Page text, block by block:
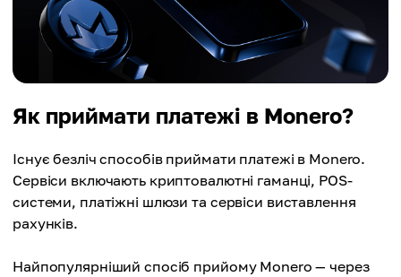
Як приймати платежі в Monero?
Існує безліч способів приймати платежі в Monero.
Сервіси включають криптовалютні гаманці, POS-
системи, платіжні шлюзи та сервіси виставлення
рахунків.
Найпопулярніший спосіб прийому Monero — через